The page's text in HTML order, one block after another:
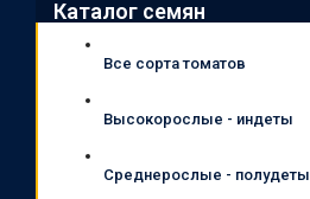
Каталог семян
Все сорта томатов
Высокорослые - индеты
Среднерослые - полудеты